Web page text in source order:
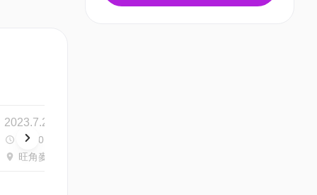
2023.7.24 - 2023.7.28
14:00 - 17:00
旺角麥花臣匯優才發展及交流中心